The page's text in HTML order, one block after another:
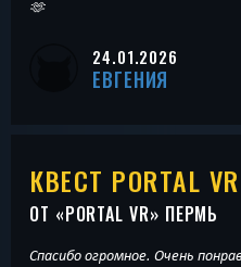
🫶
24.01.2026
ЕВГЕНИЯ
КВЕСТ PORTAL VR
ОТ «PORTAL VR» ПЕРМЬ
Спасибо огромное. Очень